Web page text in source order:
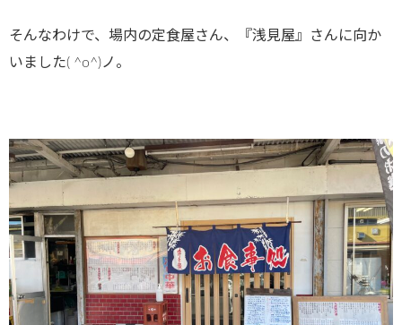
そんなわけで、場内の定食屋さん、『浅見屋』さんに向か
いました( ^o^)ノ。